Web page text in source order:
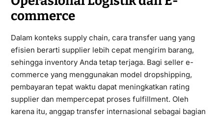
commerce
Dalam konteks supply chain, cara transfer uang yang
efisien berarti supplier lebih cepat mengirim barang,
sehingga inventory Anda tetap terjaga. Bagi seller e-
commerce yang menggunakan model dropshipping,
pembayaran tepat waktu dapat meningkatkan rating
supplier dan mempercepat proses fulfillment. Oleh
karena itu, anggap transfer internasional sebagai bagian